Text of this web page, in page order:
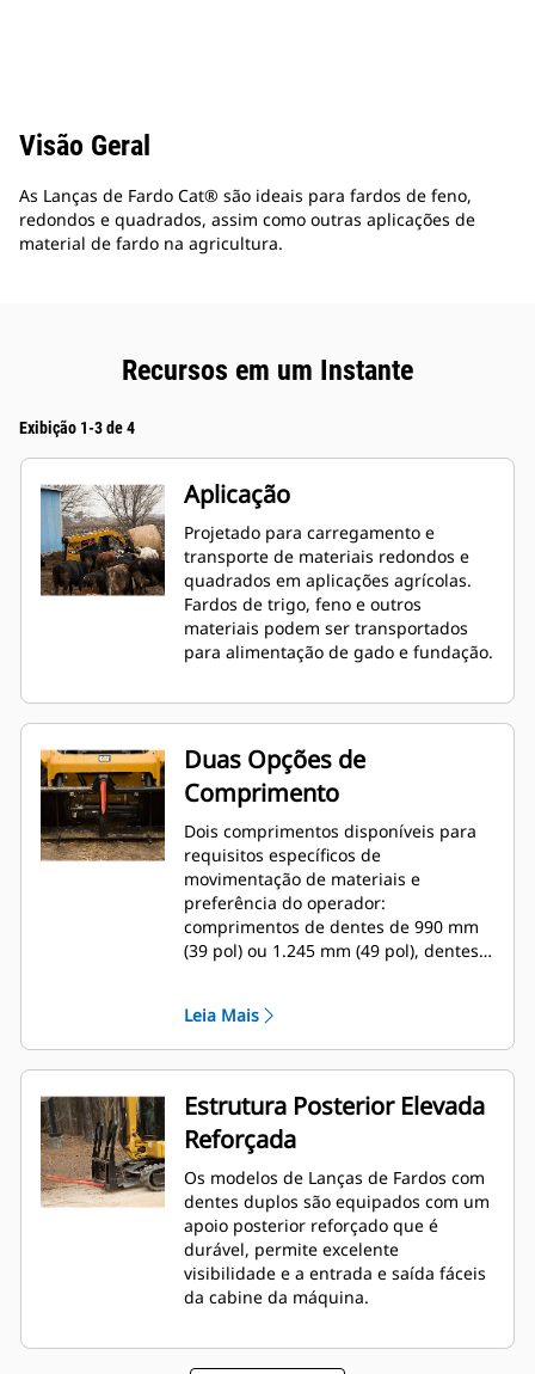
Visão Geral
As Lanças de Fardo Cat® são ideais para fardos de feno,
redondos e quadrados, assim como outras aplicações de
material de fardo na agricultura.
Recursos em um Instante
Exibição 1-3 de 4
Aplicação
Projetado para carregamento e
transporte de materiais redondos e
quadrados em aplicações agrícolas.
Fardos de trigo, feno e outros
materiais podem ser transportados
para alimentação de gado e fundação.
Duas Opções de
Comprimento
Dois comprimentos disponíveis para
requisitos específicos de
movimentação de materiais e
preferência do operador:
comprimentos de dentes de 990 mm
(39 pol) ou 1.245 mm (49 pol), dentes
Leia Mais
Estrutura Posterior Elevada
Reforçada
Os modelos de Lanças de Fardos com
dentes duplos são equipados com um
apoio posterior reforçado que é
durável, permite excelente
visibilidade e a entrada e saída fáceis
da cabine da máquina.